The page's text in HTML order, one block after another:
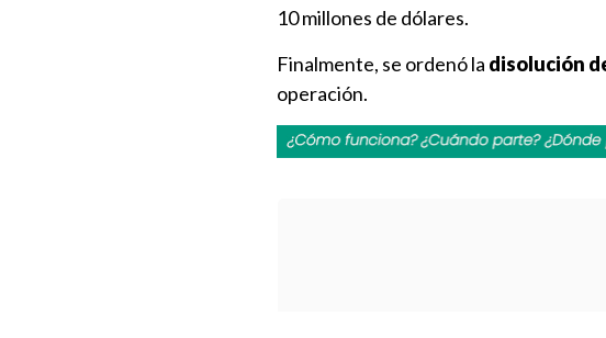
10 millones de dólares.
Finalmente, se ordenó la disolución
operación.